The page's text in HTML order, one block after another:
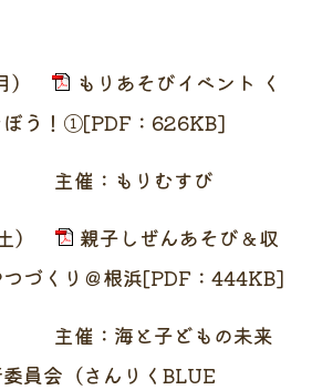
）
もりあそびイベント く
ぼう！①[PDF：626KB]
りむすび
）
親子しぜんあそび＆収
づくり＠根浜[PDF：444KB]
と子どもの未来
員会（さんりくBLUE